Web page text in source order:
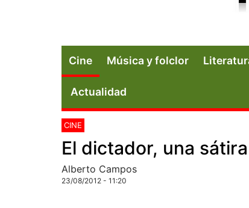
Cine Música y folclor
Actualidad
CINE
El dictador, una
Alberto Campos
23/08/2012 - 11:20